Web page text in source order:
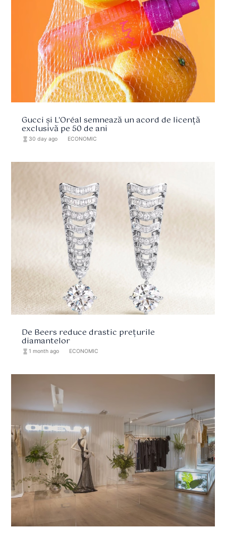
Gucci și L'Oréal semnează un acord de licență
exclusivă pe 50 de ani
hourglass_full 30 day ago ECONOMIC
De Beers reduce drastic prețurile
diamantelor
hourglass_full 1 month ago ECONOMIC